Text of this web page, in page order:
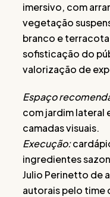
imersivo, com
vegetação
branco e
sofisticação do
valorização de
Espaço
com jardim lateral
camadas visuais.
Execução:
ingredientes
Julio Perinetto de
autorais pelo time